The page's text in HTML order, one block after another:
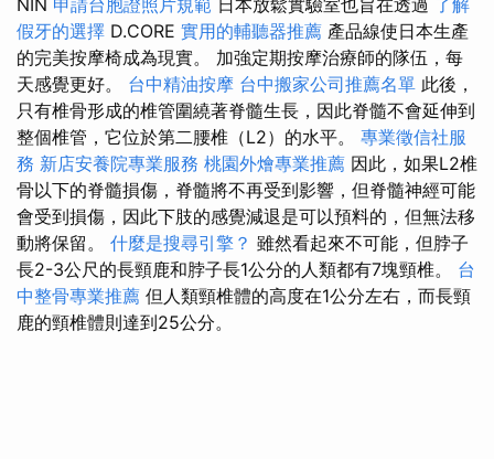
NIN 申請台胞證照片規範 日本放鬆實驗室也旨在透過 了解
假牙的選擇 D.CORE 實用的輔聽器推薦 產品線使日本生產
的完美按摩椅成為現實。 加強定期按摩治療師的隊伍，每
天感覺更好。 台中精油按摩 台中搬家公司推薦名單 此後，
只有椎骨形成的椎管圍繞著脊髓生長，因此脊髓不會延伸到
整個椎管，它位於第二腰椎（L2）的水平。 專業徵信社服
務 新店安養院專業服務 桃園外燴專業推薦 因此，如果L2椎
骨以下的脊髓損傷，脊髓將不再受到影響，但脊髓神經可能
會受到損傷，因此下肢的感覺減退是可以預料的，但無法移
動將保留。 什麼是搜尋引擎？ 雖然看起來不可能，但脖子
長2-3公尺的長頸鹿和脖子長1公分的人類都有7塊頸椎。 台
中整骨專業推薦 但人類頸椎體的高度在1公分左右，而長頸
鹿的頸椎體則達到25公分。